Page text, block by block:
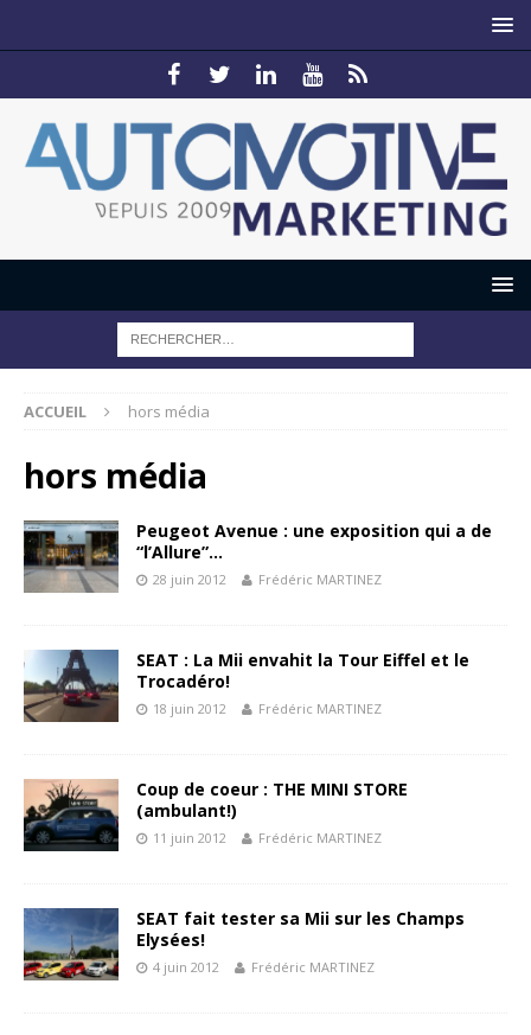
ACCUEIL hors média
hors média
Peugeot Avenue : une exposition qui a de
“l’Allure”…
28 juin 2012 Frédéric MARTINEZ
SEAT : La Mii envahit la Tour Eiffel et le
Trocadéro!
18 juin 2012 Frédéric MARTINEZ
Coup de coeur : THE MINI STORE
(ambulant!)
11 juin 2012 Frédéric MARTINEZ
SEAT fait tester sa Mii sur les Champs
Elysées!
4 juin 2012 Frédéric MARTINEZ